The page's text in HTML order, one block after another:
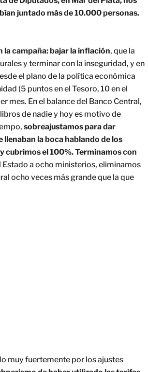
juntado más de 10.000 personas.
la campaña: bajar la inflación, que la
y terminar con la inseguridad, y en
el plano de la política económica
(5 puntos en el Tesoro, 10 en el
mes. En el balance del Banco Central,
de nadie y hoy es motivo de
sobreajustamos para dar
la boca hablando de los
cubrimos el 100%. Terminamos con
Estado a ocho ministerios, eliminamos
ocho veces más grande que la que
muy fuertemente por los ajustes